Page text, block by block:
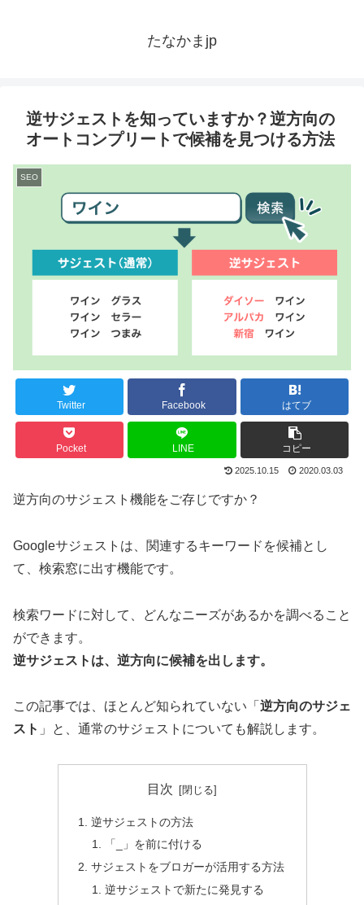
たなかまjp
逆サジェストを知っていますか？逆方向の
オートコンプリートで候補を見つける方法
SEO
Twitter Facebook はてブ
Pocket LINE コピー
2025.10.15 2020.03.03
逆方向のサジェスト機能をご存じですか？
Googleサジェストは、関連するキーワードを候補とし
て、検索窓に出す機能です。
検索ワードに対して、どんなニーズがあるかを調べること
ができます。
逆サジェストは、逆方向に候補を出します。
この記事では、ほとんど知られていない「 逆方向のサジェ
スト 」と、通常のサジェストについても解説します。
目次
逆サジェストの方法
「_」を前に付ける
サジェストをブロガーが活用する方法
逆サジェストで新たに発見する